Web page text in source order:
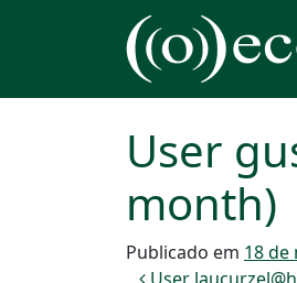
Pular para o conteúdo
Navegação
User
month)
Publicado em 18 de